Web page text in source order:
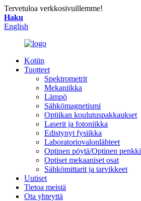
Tervetuloa verkkosivuillemme!
Haku
English
Kotiin
Tuotteet
Spektrometrit
Mekaniikka
Lämpö
Sähkömagnetismi
Optiikan koulutuspakkaukset
Laserit ja fotoniikka
Edistynyt fysiikka
Laboratoriovalonlähteet
Optinen pöytä/Optinen penkki
Optiset mekaaniset osat
Sähkömittarit ja tarvikkeet
Uutiset
Tietoa meistä
Ota yhteyttä